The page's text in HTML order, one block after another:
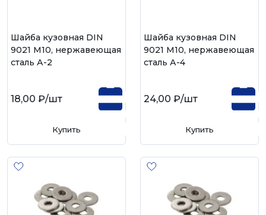
Шайба кузовная DIN
9021 М10, нержавеющая
сталь А-2
18,00 ₽/шт
Купить
Шайба кузовная DIN
9021 М10, нержавеющая
сталь А-4
24,00 ₽/шт
Купить